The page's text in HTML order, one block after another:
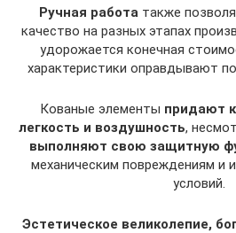
Ручная работа также
качество на разных этапах
удорожается конечная
характеристики оправдывают
Кованые элементы придают
легкость и воздушность,
выполняют свою защитную
механическим повреждениям и
условий.
Эстетическое великолепие,